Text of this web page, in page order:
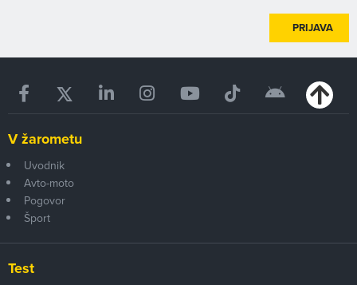
PRIJAVA
V žarometu
Uvodnik
Avto-moto
Pogovor
Šport
Test